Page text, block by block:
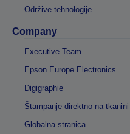
Održive tehnologije
Company
Executive Team
Epson Europe Electronics
Digigraphie
Štampanje direktno na tkanini
Globalna stranica